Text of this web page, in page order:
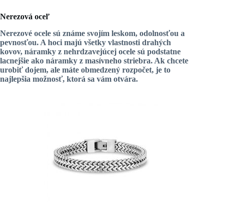
Nerezová oceľ
Nerezové ocele sú známe svojím leskom, odolnosťou a
pevnosťou. A hoci majú všetky vlastnosti drahých
kovov, náramky z nehrdzavejúcej ocele sú podstatne
lacnejšie ako náramky z masívneho striebra. Ak chcete
urobiť dojem, ale máte obmedzený rozpočet, je to
najlepšia možnosť, ktorá sa vám otvára.